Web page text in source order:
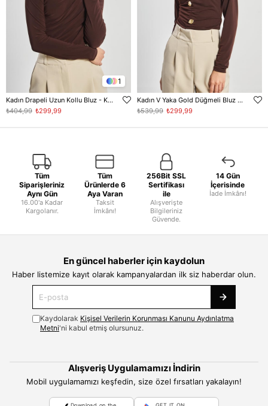
1
Kadın Drapeli Uzun Kollu Bluz - Kahve
₺299,99
₺404,99
Kadın V Yaka Gold Düğmeli Bluz - Kahve
₺299,99
₺539,99
Tüm
Siparişleriniz
Aynı Gün
16.00'a Kadar
Kargolanır.
Tüm
Ürünlerde 6
Aya Varan
Taksit
İmkânı!
256Bit SSL
Sertifikası
ile
Alışverişte
Bilgileriniz
Güvende.
14 Gün
İçerisinde
İade İmkânı!
En güncel haberler için kaydolun
Haber listemize kayıt olarak kampanyalardan ilk siz haberdar olun.
Kaydolarak Kişisel Verilerin Korunması Kanunu Aydınlatma
Metni'ni kabul etmiş olursunuz.
Alışveriş Uygulamamızı İndirin
Mobil uygulamamızı keşfedin, size özel fırsatları yakalayın!